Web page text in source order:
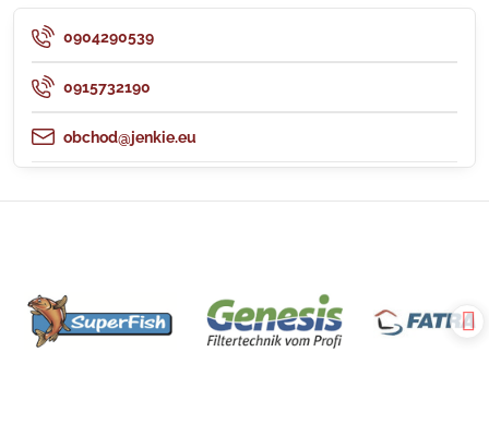
0904290539
0915732190
obchod@jenkie.eu